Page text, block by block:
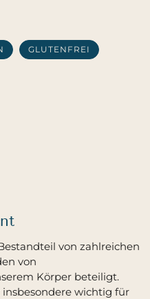
GLUTENFREI
von zahlreichen
von
Körper beteiligt.
wichtig für